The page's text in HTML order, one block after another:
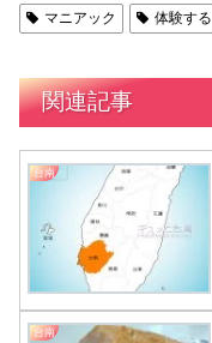
マニアック 体験する
関連記事
台南
台南